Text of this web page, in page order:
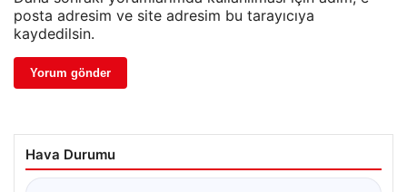
posta adresim ve site adresim bu tarayıcıya
kaydedilsin.
Hava Durumu